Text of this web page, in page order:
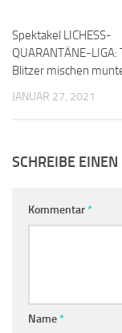
Spektakel LICHESS-
QUARANTÄNE-
Blitzer mischen
JANUAR 27, 2021
SCHREIBE
Kommentar*
Name*